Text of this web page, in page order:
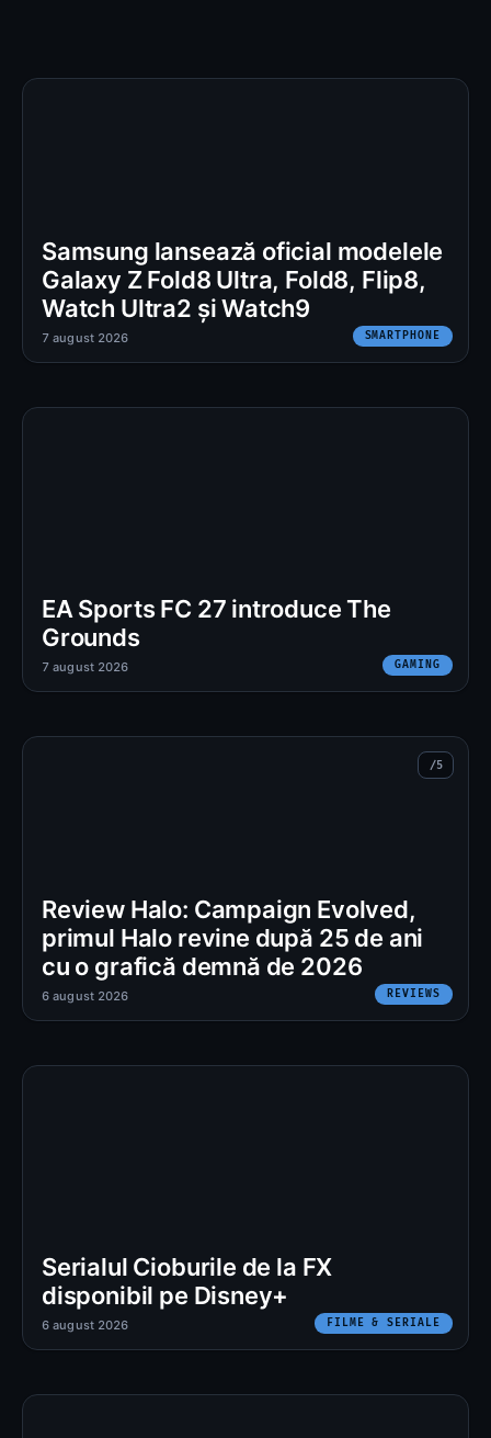
Samsung lansează oficial modelele
Galaxy Z Fold8 Ultra, Fold8, Flip8,
Watch Ultra2 și Watch9
SMARTPHONE
7 august 2026
EA Sports FC 27 introduce The
Grounds
GAMING
7 august 2026
Review Halo: Campaign Evolved,
primul Halo revine după 25 de ani
cu o grafică demnă de 2026
REVIEWS
6 august 2026
Serialul Cioburile de la FX
disponibil pe Disney+
FILME & SERIALE
6 august 2026